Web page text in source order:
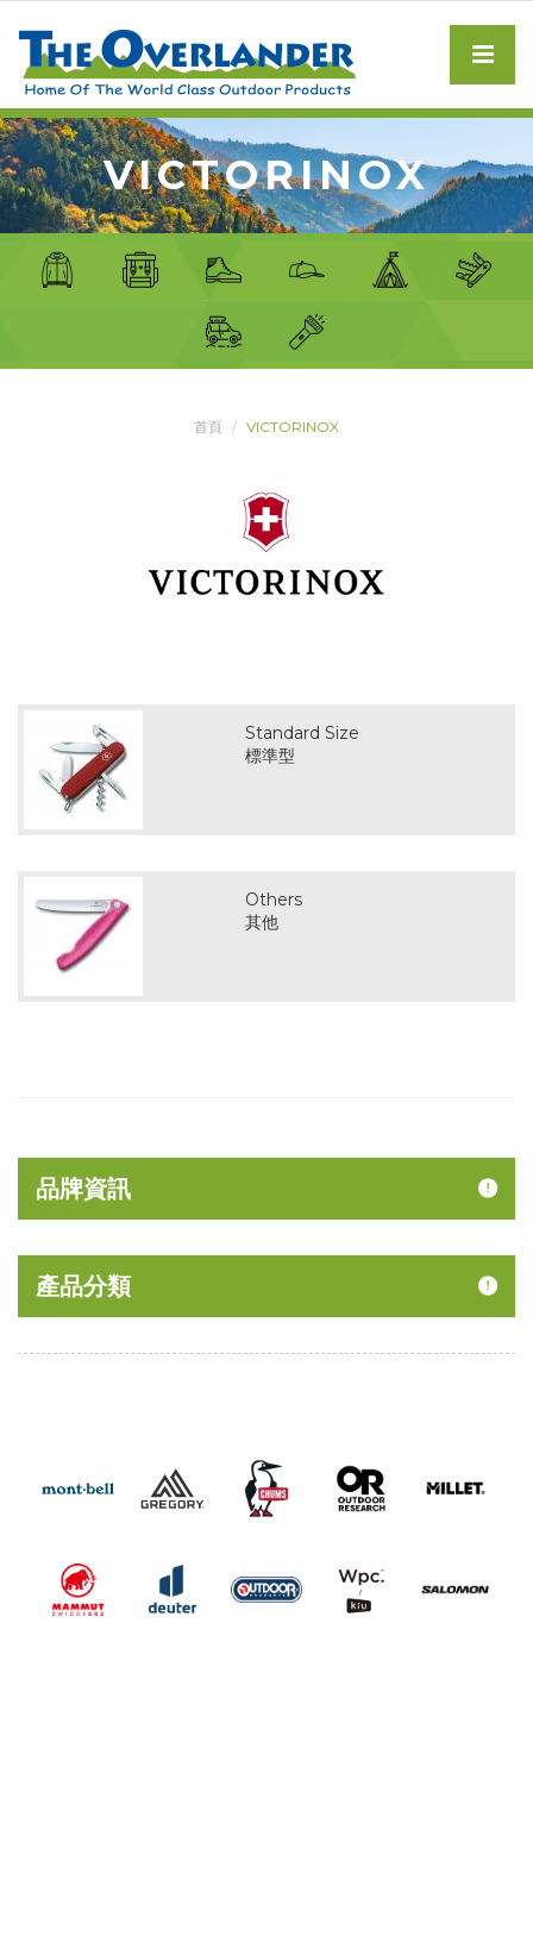
VICTORINOX
首頁 VICTORINOX
Standard Size
標準型
Others
其他
品牌資訊
產品分類